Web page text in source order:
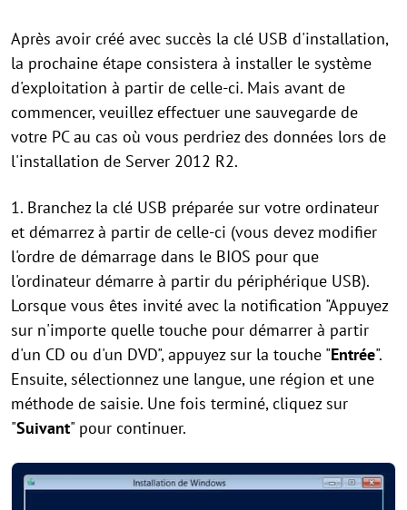
Après avoir créé avec succès la clé USB d'installation,
la prochaine étape consistera à installer le système
d'exploitation à partir de celle-ci. Mais avant de
commencer, veuillez effectuer une sauvegarde de
votre PC au cas où vous perdriez des données lors de
l'installation de Server 2012 R2.
1. Branchez la clé USB préparée sur votre ordinateur
et démarrez à partir de celle-ci (vous devez modifier
l'ordre de démarrage dans le BIOS pour que
l'ordinateur démarre à partir du périphérique USB).
Lorsque vous êtes invité avec la notification "Appuyez
sur n'importe quelle touche pour démarrer à partir
d'un CD ou d'un DVD", appuyez sur la touche "Entrée".
Ensuite, sélectionnez une langue, une région et une
méthode de saisie. Une fois terminé, cliquez sur
"Suivant" pour continuer.